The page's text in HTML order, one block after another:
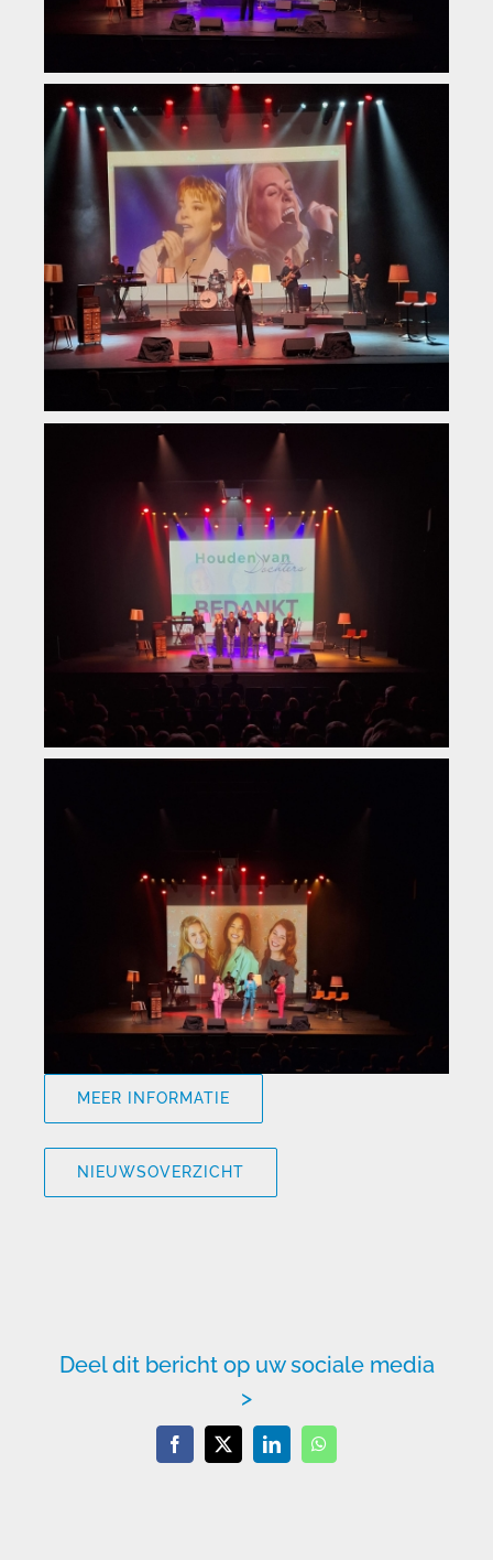
MEER INFORMATIE
NIEUWSOVERZICHT
Deel dit bericht op uw sociale media
>
Facebook
X LinkedInWhatsApp